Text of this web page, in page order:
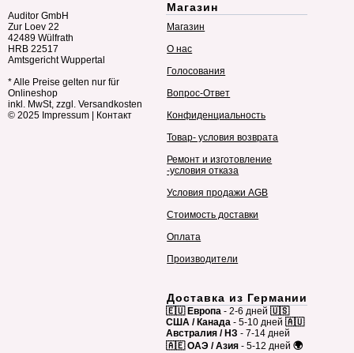
Auditor GmbH
Zur Loev 22
42489 Wülfrath
HRB 22517
Amtsgericht Wuppertal
* Alle Preise gelten nur für
Onlineshop
inkl. MwSt, zzgl. Versandkosten
© 2025 Impressum Контакт
Магазин
Магазин
О нас
Голосования
Вопрос-Ответ
Конфиденциальность
Товар- условия возврата
Ремонт и изготовление
-условия отказа
Условия продажи AGB
Стоимость доставки
Оплата
Производители
Доставка из Германии
🇪🇺 Европа - 2-6 дней 🇺🇸
США / Канада - 5-10 дней 🇦🇺
Австралия / НЗ - 7-14 дней
🇦🇪 ОАЭ / Азия - 5-12 дней 🌍